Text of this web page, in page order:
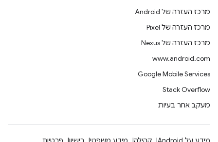
מרכז העזרה של Android
מרכז העזרה של Pixel
מרכז העזרה של Nexus
www.android.com
Google Mobile Services
Stack Overflow
מעקב אחר בעיות